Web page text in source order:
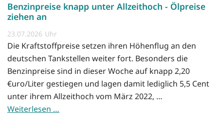
Benzinpreise knapp unter Allzeithoch - Ölpreise
ziehen an
23.07.2026
Die Kraftstoffpreise setzen ihren Höhenflug an den
deutschen Tankstellen weiter fort. Besonders die
Benzinpreise sind in dieser Woche auf knapp 2,20
€uro/Liter gestiegen und lagen damit lediglich 5,5 Cent
unter ihrem Allzeithoch vom März 2022, …
Weiterlesen …